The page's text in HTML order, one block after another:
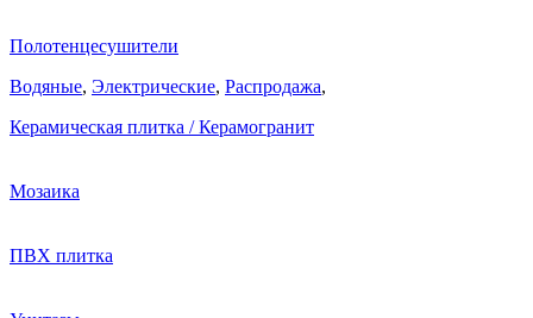
Полотенцесушители
Водяные, Электрические, Распродажа,
Керамическая плитка / Керамогранит
Мозаика
ПВХ плитка